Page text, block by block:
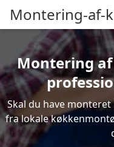
Montering-af-
Montering af
Skal du have monteret
fra lokale